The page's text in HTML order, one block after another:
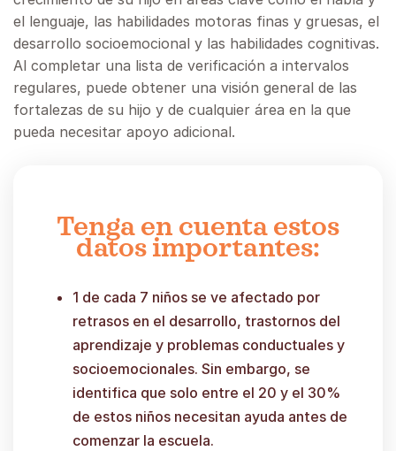
el lenguaje, las habilidades motoras finas y gruesas, el
desarrollo socioemocional y las habilidades cognitivas.
Al completar una lista de verificación a intervalos
regulares, puede obtener una visión general de las
fortalezas de su hijo y de cualquier área en la que
pueda necesitar apoyo adicional.
Tenga en cuenta estos
datos importantes:
1 de cada 7 niños se ve afectado por
retrasos en el desarrollo, trastornos del
aprendizaje y problemas conductuales y
socioemocionales. Sin embargo, se
identifica que solo entre el 20 y el 30%
de estos niños necesitan ayuda antes de
comenzar la escuela.